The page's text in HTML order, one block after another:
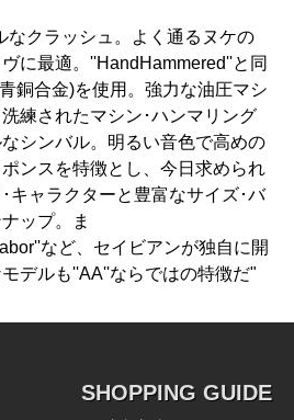
なクラッシュ。よく通るヌケの
に最適。''HandHammered''と同
銅合金)を使用。強力な油圧マシ
練されたマシン･ハンマリング
シンバル。明るい音色で高めの
ンスを特徴とし、今日求められ
キャラクターと豊富なサイズ･バ
ップ。ま
など、セイビアンが独自に開
デルも''AA''ならではの特徴だ"
SHOPPING GUIDE